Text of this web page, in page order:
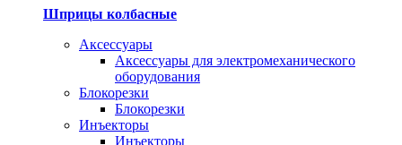
Шприцы колбасные
Аксессуары
Аксессуары для электромеханического
оборудования
Блокорезки
Блокорезки
Инъекторы
Инъекторы